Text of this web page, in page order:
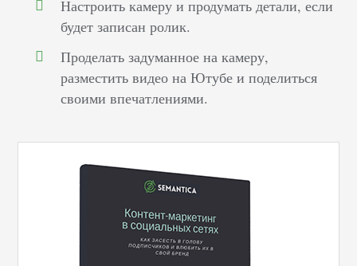
Настроить камеру и продумать детали, если
будет записан ролик.
Проделать задуманное на камеру,
разместить видео на Ютубе и поделиться
своими впечатлениями.